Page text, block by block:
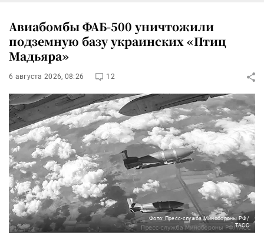
Авиабомбы ФАБ-500 уничтожили
подземную базу украинских «Птиц
Мадьяра»
6 августа 2026, 08:26 12
Фото: Пресс-служба Минобороны РФ/
ТАСС